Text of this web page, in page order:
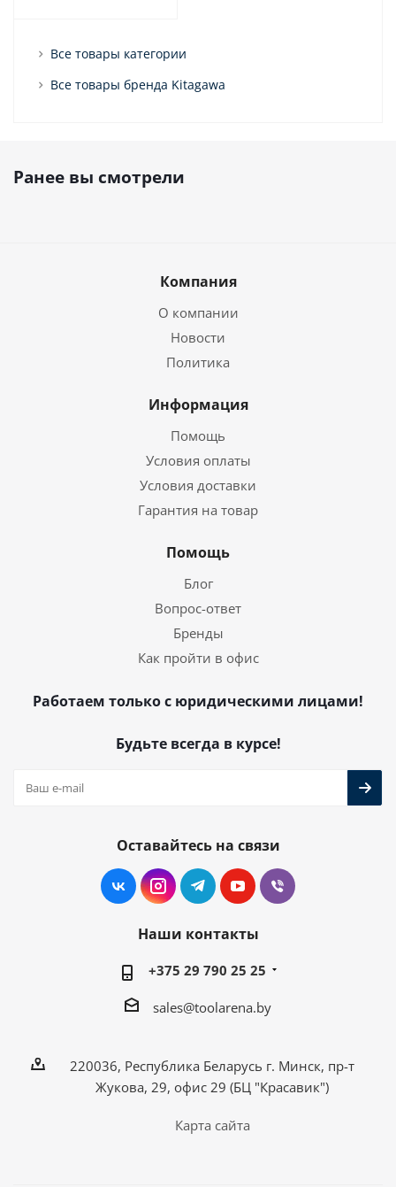
Все товары категории
Все товары бренда Kitagawa
Ранее вы смотрели
Компания
О компании
Новости
Политика
Информация
Помощь
Условия оплаты
Условия доставки
Гарантия на товар
Помощь
Блог
Вопрос-ответ
Бренды
Как пройти в офис
Работаем только с юридическими лицами!
Будьте всегда в курсе!
Оставайтесь на связи
Наши контакты
+375 29 790 25 25
sales@toolarena.by
220036, Республика Беларусь г. Минск, пр-т
Жукова, 29, офис 29 (БЦ "Красавик")
Карта сайта